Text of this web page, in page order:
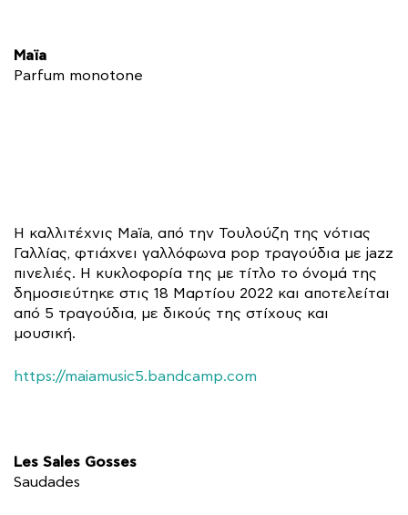
Maïa
Parfum monotone
Η καλλιτέχνις Maïa, από την Τουλούζη της νότιας
Γαλλίας, φτιάχνει γαλλόφωνα pop τραγούδια με jazz
πινελιές. Η κυκλοφορία της με τίτλο το όνομά της
δημοσιεύτηκε στις 18 Μαρτίου 2022 και αποτελείται
από 5 τραγούδια, με δικούς της στίχους και
μουσική.
https://maiamusic5.bandcamp.com
Les Sales Gosses
Saudades